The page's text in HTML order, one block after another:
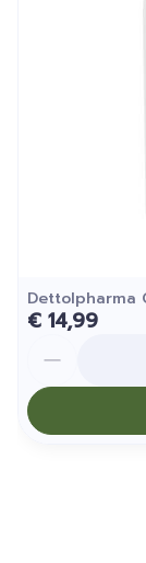
Dettolpharma
€ 14,99